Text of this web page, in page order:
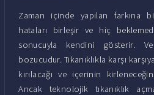
Zaman içinde yapılan farkına
hataları birleşir ve hiç
sonucuyla kendini gösterir.
bozucudur. Tıkanıklıkla karşı
kırılacağı ve içerinin
Ancak teknolojik tıkanıklık